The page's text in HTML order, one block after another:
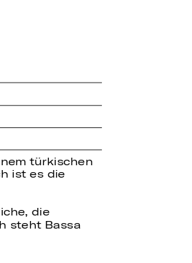
türkischen
ist es die
die
steht Bassa